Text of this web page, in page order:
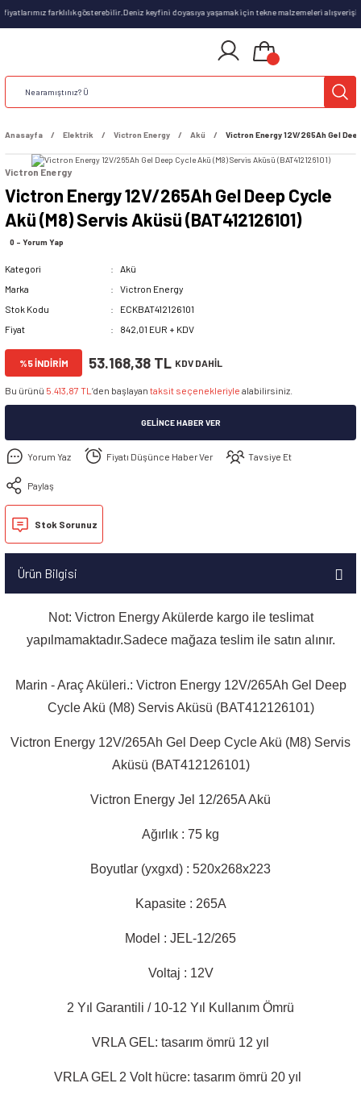
farklılık gösterebilir.Deniz keyfini doyasıya yaşamak için tekne malzemeleri
Anasayfa Elektrik Victron Energy Akü Victron Energy 12V/265Ah Gel
Victron Energy
Victron Energy 12V/265Ah Gel Deep Cycle
Akü (M8) Servis Aküsü (BAT412126101)
0 - Yorum Yap
Kategori
Akü
Marka
Victron Energy
Stok Kodu
ECKBAT412126101
Fiyat
842,01 EUR + KDV
%5 İNDİRİM 53.168,38 TL KDV DAHİL
Bu ürünü 5.413,87 TL ’den başlayan taksit seçenekleriyle alabilirsiniz.
GELINCE HABER VER
Yorum Yaz Fiyatı Düşünce Haber Ver Tavsiye Et
Paylaş
Stok Sorunuz
Ürün Bilgisi
Not: Victron Energy Akülerde kargo ile teslimat
yapılmamaktadır.Sadece mağaza teslim ile satın alınır.
Marin - Araç Aküleri.: Victron Energy 12V/265Ah Gel Deep
Cycle Akü (M8) Servis Aküsü (BAT412126101)
Victron Energy 12V/265Ah Gel Deep Cycle Akü (M8) Servis
Aküsü (BAT412126101)
Victron Energy Jel 12/265A Akü
Ağırlık : 75 kg
Boyutlar (yxgxd) : 520x268x223
Kapasite : 265A
Model : JEL-12/265
Voltaj : 12V
2 Yıl Garantili / 10-12 Yıl Kullanım Ömrü
VRLA GEL: tasarım ömrü 12 yıl
VRLA GEL 2 Volt hücre: tasarım ömrü 20 yıl